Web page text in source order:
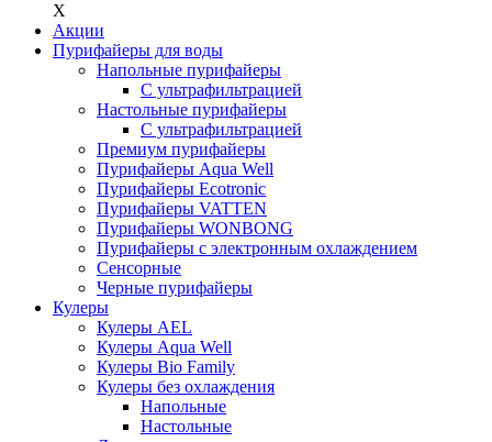
X
Акции
Пурифайеры для воды
Напольные пурифайеры
С ультрафильтрацией
Настольные пурифайеры
С ультрафильтрацией
Премиум пурифайеры
Пурифайеры Aqua Well
Пурифайеры Ecotronic
Пурифайеры VATTEN
Пурифайеры WONBONG
Пурифайеры с электронным охлаждением
Сенсорные
Черные пурифайеры
Кулеры
Кулеры AEL
Кулеры Aqua Well
Кулеры Bio Family
Кулеры без охлаждения
Напольные
Настольные